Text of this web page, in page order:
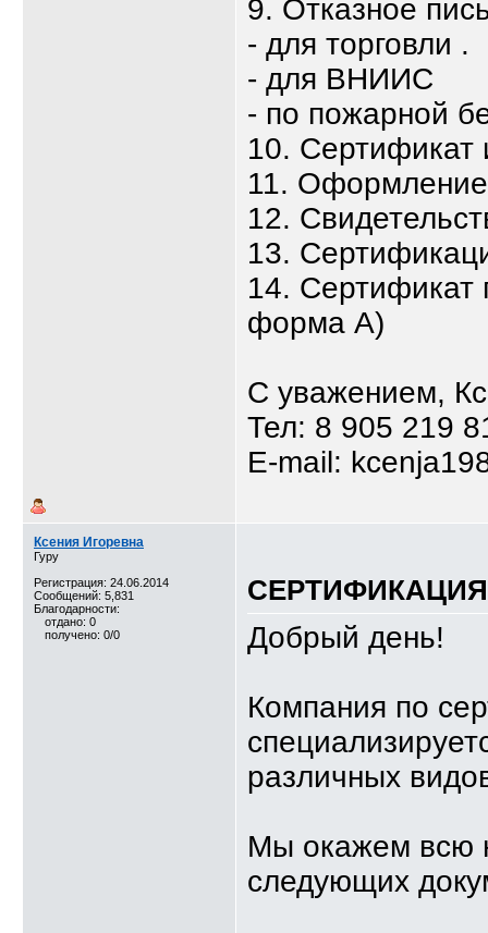
9. Отказное
- для торговли .
- для ВНИИС
- по пожарной
10. Сертификат
11.
12.
13.
14. Сертификат
форма А)
С уважением,
Тел: 8 905 219
E-mail:
Ксения Игоревна
Гуру
Регистрация: 24.06.2014
Сообщений: 5,831
Благодарности:
отдано: 0
получено: 0/0
Добрый день!
Компания по
различных
Мы окажем всю
следующих